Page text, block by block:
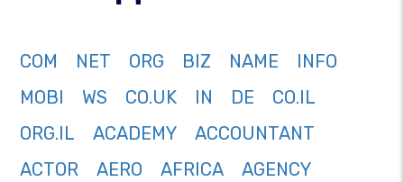
COM NET ORG BIZ NAME
INFO
MOBI
WS CO.UK IN DE
CO.IL
ORG.IL
ACADEMY
ACCOUNTANT
ACTOR
AERO AFRICA
AGENCY